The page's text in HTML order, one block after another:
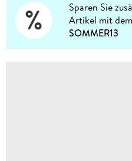
Sparen Sie
Artikel mit
SOMMER13